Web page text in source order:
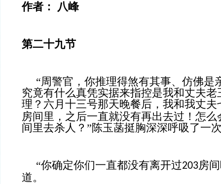
作者： 八峰
第二十九节
“周警官，你推理得煞有其事、仿佛是
究竟有什么真凭实据来指控是我和丈夫
理？六月十三号那天晚餐后，我和我丈夫
房间里，之后一直就没有再出去过！怎
间里去杀人？”陈玉菡挺胸深深呼吸了一
“你确定你们一直都没有离开过203房
道。